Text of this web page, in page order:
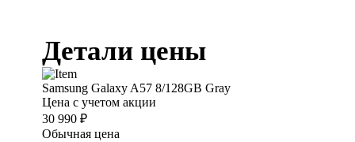
Детали цены
Samsung Galaxy A57 8/128GB Gray
Цена с учетом акции
30 990 ₽
Обычная цена